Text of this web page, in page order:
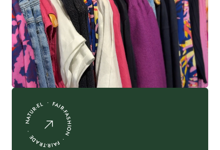
NATUR-EL • FAIR-FASHION • FAIR-TRADE •